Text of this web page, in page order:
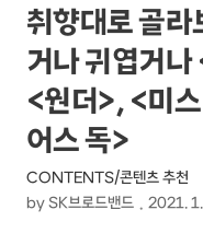
상
세
컨
텐
츠
본
문
제
목
취향대로 골라
거나 귀엽거
<원더>, <미
어스 독>
CONTENTS/콘텐츠 추천
by SK브로드밴드 2021.